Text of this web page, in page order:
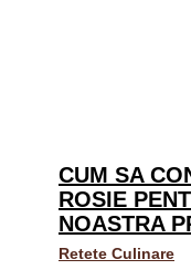
CUM SA
ROSIE
NOASTRA
Retete Culinare